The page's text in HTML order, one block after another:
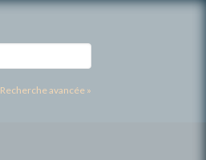
Recherche avancée »